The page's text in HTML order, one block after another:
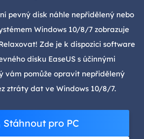
pevný disk náhle nepřidělený nebo
Windows 10/8/7 zobrazuje
Zde je k dispozici software
disku EaseUS s účinnými
vám pomůže opravit nepřidělený
ztráty dat ve Windows 10/8/7.
Stáhnout pro PC